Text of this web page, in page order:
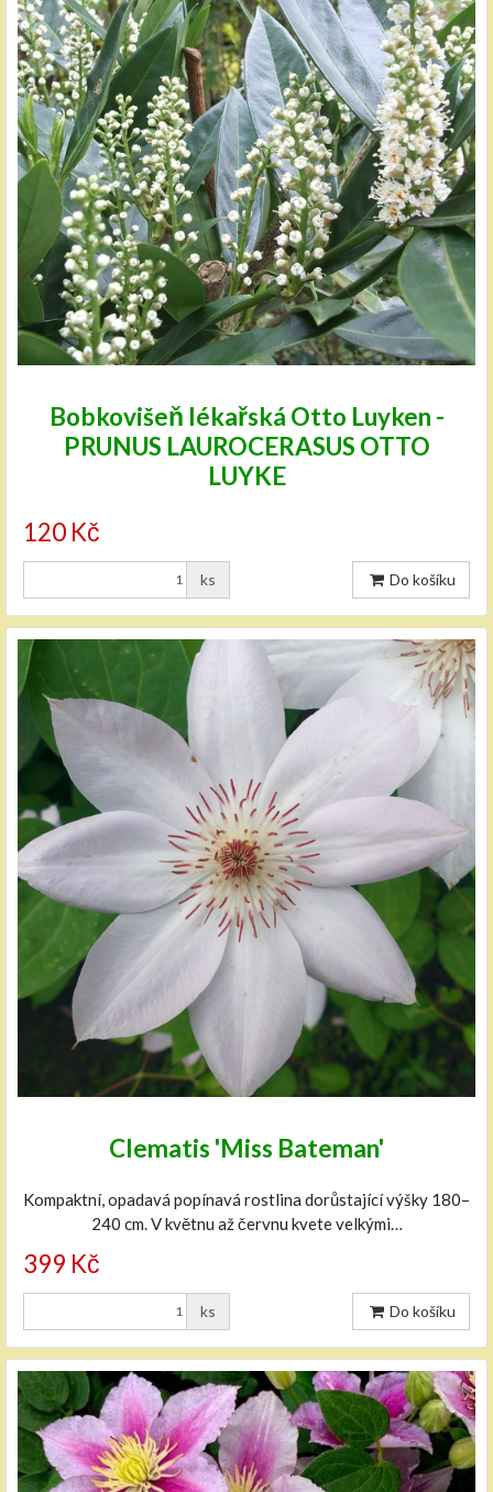
Bobkovišeň lékařská Otto Luyken -
PRUNUS LAUROCERASUS OTTO
LUYKE
120 Kč
ks Do košíku
Clematis 'Miss Bateman'
Kompaktní, opadavá popínavá rostlina dorůstající výšky 180–
240 cm. V květnu až červnu kvete velkými…
399 Kč
ks Do košíku